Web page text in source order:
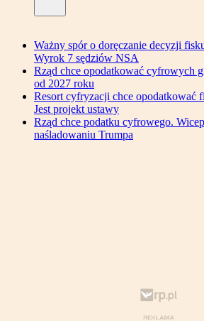
Ważny spór o doręczanie decyzji
Wyrok 7 sędziów NSA
Rząd chce opodatkować cyfrowych
od 2027 roku
Resort cyfryzacji chce opodatkować
Jest projekt ustawy
Rząd chce podatku cyfrowego.
naśladowaniu Trumpa